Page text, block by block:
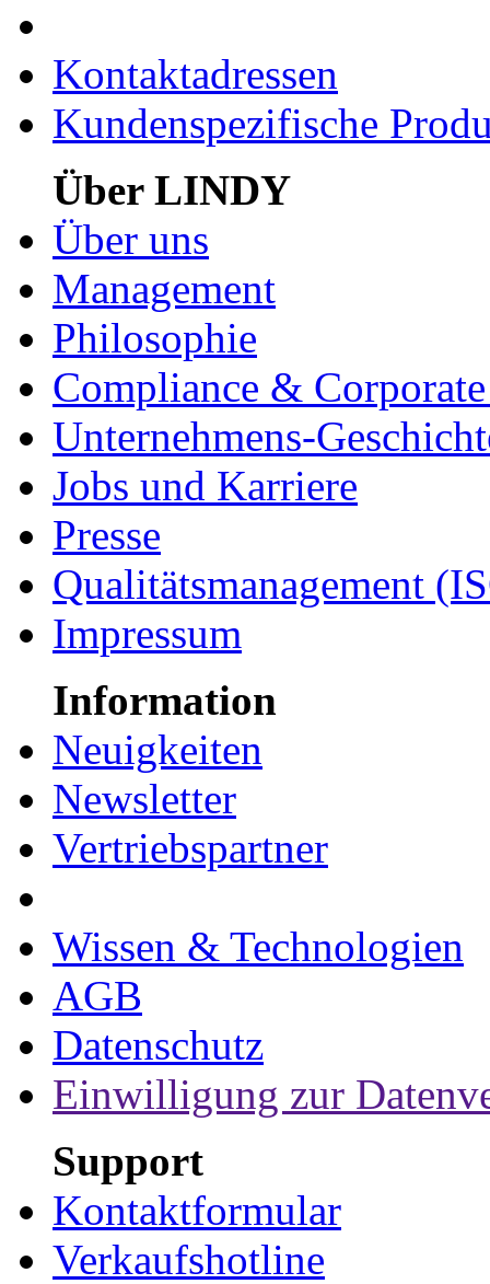
Kontaktadressen
Kundenspezifische
Über LINDY
Über uns
Management
Philosophie
Compliance &
Unternehmens-
Jobs und Karriere
Presse
Qualitätsmanagement
Impressum
Information
Neuigkeiten
Newsletter
Vertriebspartner
Wissen & Technologien
AGB
Datenschutz
Einwilligung zur
Support
Kontaktformular
Verkaufshotline